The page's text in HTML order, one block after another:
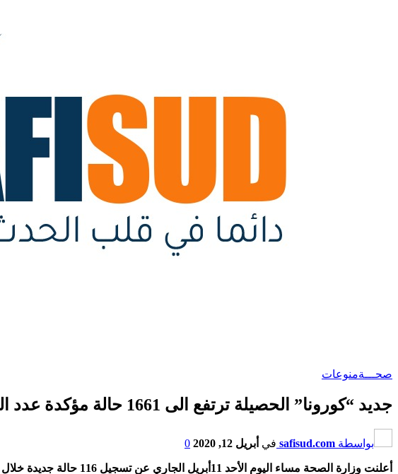
صحـــةمنوعات
جديد “كورونا” الحصيلة ترتفع الى 1661 حالة مؤكدة عدد الوفيات يرتفع الى 118 وعدد المتعافين 177 حالة شفاء
بواسطة safisud.com في أبريل 12, 2020 0
أعلنت وزارة الصحة مساء اليوم الأحد 11أبريل الجاري عن تسجيل 116 حالة جديدة خلال 24 ساعة الماضية لترتفع الحصيلة إلى 1661 .